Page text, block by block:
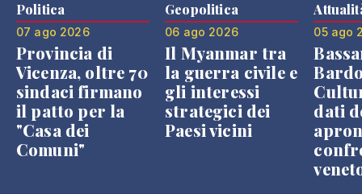
Politica
07 ago 2026
Provincia di
Vicenza, oltre 70
sindaci firmano
il patto per la
"Casa dei
Comuni"
Geopolitica
06 ago 2026
Il Myanmar tra
la guerra civile e
gli interessi
strategici dei
Paesi vicini
05 ago
dati